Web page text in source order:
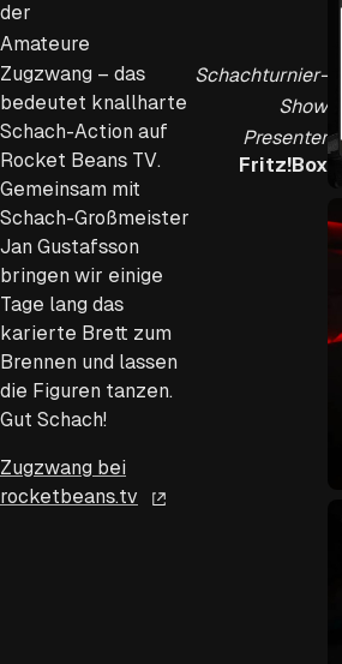
der
Amateure
Zugzwang – das
bedeutet knallharte
Schach-Action auf
Rocket Beans TV.
Gemeinsam mit
Schach-Großmeister
Jan Gustafsson
bringen wir einige
Tage lang das
karierte Brett zum
Brennen und lassen
die Figuren tanzen.
Gut Schach!
Zugzwang bei
rocketbeans.tv
Schachturnier-
Show
Presenter
Fritz!Box